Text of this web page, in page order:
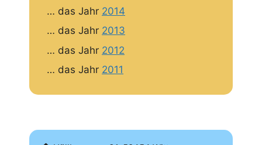
… das Jahr 2014
… das Jahr 2013
… das Jahr 2012
… das Jahr 2011